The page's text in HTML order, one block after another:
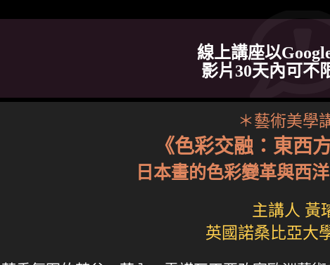
線上講座以
影片30天內可不
＊藝術美學
《色彩交融：東西
日本畫的色彩變革與西
主講人 黃
英國諾桑比亞大